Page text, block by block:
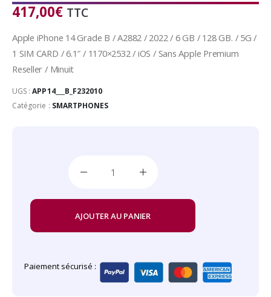
417,00€ TTC
Apple iPhone 14 Grade B / A2882 / 2022 / 6 GB / 128 GB. / 5G /
1 SIM CARD / 6.1″ / 1170×2532 / iOS / Sans Apple Premium
Reseller / Minuit
UGS :APP14___B_F232010
Catégorie : SMARTPHONES
AJOUTER AU PANIER
Paiement sécurisé :